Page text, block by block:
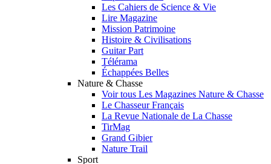
Les Cahiers de Science & Vie
Lire Magazine
Mission Patrimoine
Histoire & Civilisations
Guitar Part
Télérama
Échappées Belles
Nature & Chasse
Voir tous Les Magazines Nature & Chasse
Le Chasseur Français
La Revue Nationale de La Chasse
TirMag
Grand Gibier
Nature Trail
Sport